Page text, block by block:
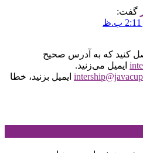
گفت:
کنید که به آدرس صحیح
ایمیل می‌زنید.
ایمیل بزنید، خطا